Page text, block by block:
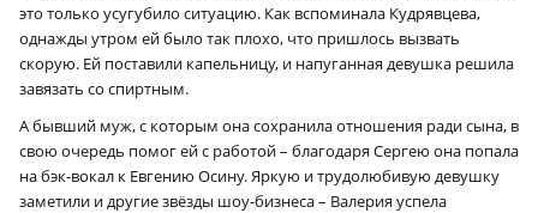
это только усугубило ситуацию. Как вспоминала Кудрявцева,
однажды утром ей было так плохо, что пришлось вызвать
скорую. Ей поставили капельницу, и напуганная девушка решила
завязать со спиртным.
А бывший муж, с которым она сохранила отношения ради сына, в
свою очередь помог ей с работой – благодаря Сергею она попала
на бэк-вокал к Евгению Осину. Яркую и трудолюбивую девушку
заметили и другие звёзды шоу-бизнеса – Валерия успела